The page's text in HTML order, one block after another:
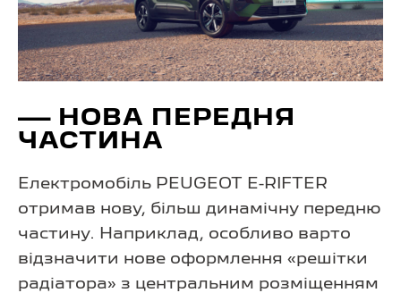
— НОВА ПЕРЕДНЯ
ЧАСТИНА
Електромобіль PEUGEOT E-RIFTER
отримав нову, більш динамічну передню
частину. Наприклад, особливо варто
відзначити нове оформлення «решітки
радіатора» з центральним розміщенням